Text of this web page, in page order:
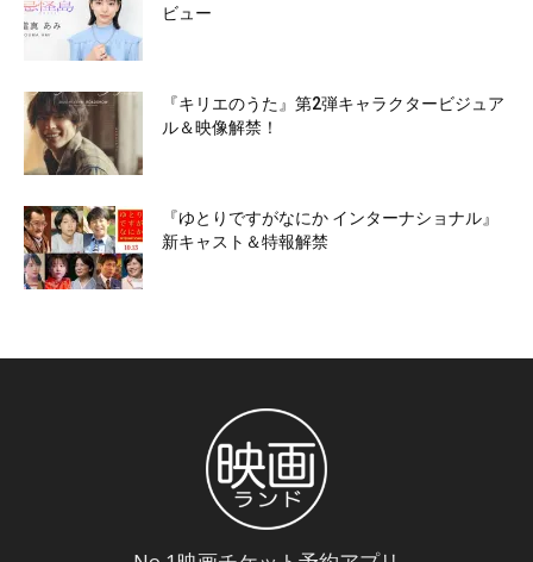
ビュー
『キリエのうた』第2弾キャラクタービジュア
ル＆映像解禁！
『ゆとりですがなにか インターナショナル』
新キャスト＆特報解禁